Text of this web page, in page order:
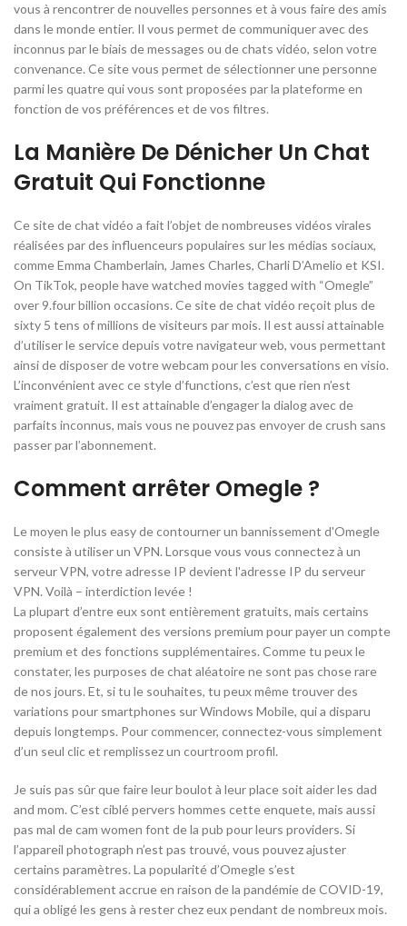
vous à rencontrer de nouvelles personnes et à vous faire des amis
dans le monde entier. Il vous permet de communiquer avec des
inconnus par le biais de messages ou de chats vidéo, selon votre
convenance. Ce site vous permet de sélectionner une personne
parmi les quatre qui vous sont proposées par la plateforme en
fonction de vos préférences et de vos filtres.
La Manière De Dénicher Un Chat
Gratuit Qui Fonctionne
Ce site de chat vidéo a fait l’objet de nombreuses vidéos virales
réalisées par des influenceurs populaires sur les médias sociaux,
comme Emma Chamberlain, James Charles, Charli D’Amelio et KSI.
On TikTok, people have watched movies tagged with “Omegle”
over 9.four billion occasions. Ce site de chat vidéo reçoit plus de
sixty 5 tens of millions de visiteurs par mois. Il est aussi attainable
d’utiliser le service depuis votre navigateur web, vous permettant
ainsi de disposer de votre webcam pour les conversations en visio.
L’inconvénient avec ce style d’functions, c’est que rien n’est
vraiment gratuit. Il est attainable d’engager la dialog avec de
parfaits inconnus, mais vous ne pouvez pas envoyer de crush sans
passer par l’abonnement.
Comment arrêter Omegle ?
Le moyen le plus easy de contourner un bannissement d'Omegle
consiste à utiliser un VPN. Lorsque vous vous connectez à un
serveur VPN, votre adresse IP devient l'adresse IP du serveur
VPN. Voilà – interdiction levée !
La plupart d’entre eux sont entièrement gratuits, mais certains
proposent également des versions premium pour payer un compte
premium et des fonctions supplémentaires. Comme tu peux le
constater, les purposes de chat aléatoire ne sont pas chose rare
de nos jours. Et, si tu le souhaites, tu peux même trouver des
variations pour smartphones sur Windows Mobile, qui a disparu
depuis longtemps. Pour commencer, connectez-vous simplement
d’un seul clic et remplissez un courtroom profil.
Je suis pas sûr que faire leur boulot à leur place soit aider les dad
and mom. C’est ciblé pervers hommes cette enquete, mais aussi
pas mal de cam women font de la pub pour leurs providers. Si
l’appareil photograph n’est pas trouvé, vous pouvez ajuster
certains paramètres. La popularité d’Omegle s’est
considérablement accrue en raison de la pandémie de COVID-19,
qui a obligé les gens à rester chez eux pendant de nombreux mois.